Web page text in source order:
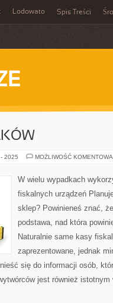
Lodowato Spis Treści
2025 MOŻLIWOŚĆ
W wielu wypadkach
fiskalnych urządzeń
sklep? Powinieneś znać,
podstawa, nad która
Naturalnie same kasy
zaprezentowane, jednak
się do informacji osób,
jest również istotnym